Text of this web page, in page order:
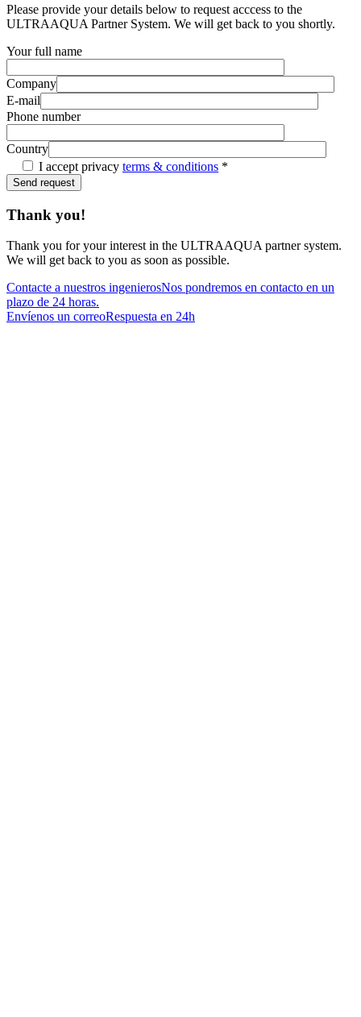
Please provide your details below to request acccess to the
ULTRAAQUA Partner System. We will get back to you shortly.
Your full name
Company
E-mail
Phone number
Country
I accept privacy terms & conditions *
Thank you!
Thank you for your interest in the ULTRAAQUA partner system.
We will get back to you as soon as possible.
Contacte a nuestros ingenierosNos pondremos en contacto en un
plazo de 24 horas.
Envíenos un correoRespuesta en 24h